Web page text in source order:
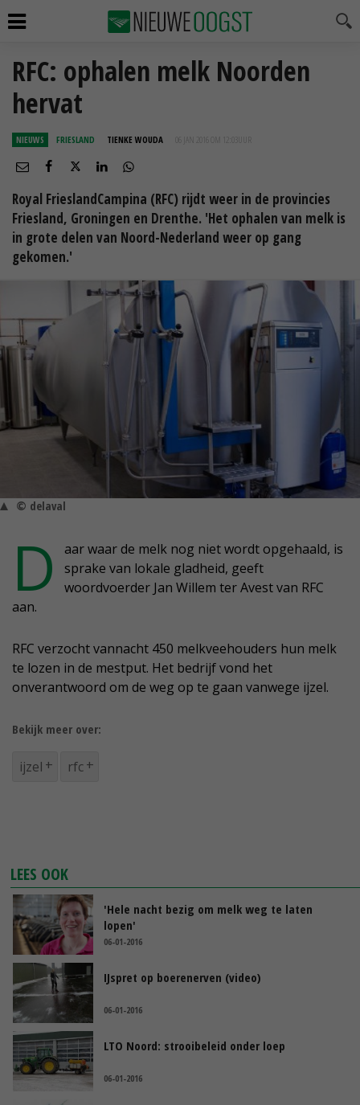
RFC: ophalen melk Noorden
hervat
NIEUWS FRIESLAND TIENKE WOUDA 06 JAN 2016 OM 12:03
Royal FrieslandCampina (RFC) rijdt weer in de provincies
Friesland, Groningen en Drenthe. 'Het ophalen van melk is
in grote delen van Noord-Nederland weer op gang
gekomen.'
© delaval
D
aar waar de melk nog niet wordt opgehaald, is
sprake van lokale gladheid, geeft
woordvoerder Jan Willem ter Avest van RFC
aan.
RFC verzocht vannacht 450 melkveehouders hun melk
te lozen in de mestput. Het bedrijf vond het
onverantwoord om de weg op te gaan vanwege ijzel.
Bekijk meer over:
ijzel rfc
LEES OOK
'Hele nacht bezig om melk weg te laten
lopen'
06-01-2016
IJspret op boerenerven (video)
06-01-2016
LTO Noord: strooibeleid onder loep
06-01-2016